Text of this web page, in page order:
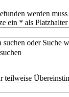
werden
ein * als
oder Suche
teilweise